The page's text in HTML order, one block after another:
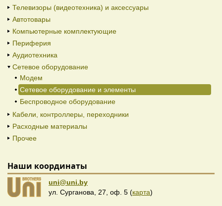
Телевизоры (видеотехника) и аксессуары
Автотовары
Компьютерные комплектующие
Периферия
Аудиотехника
Сетевое оборудование
Модем
Сетевое оборудование и элементы
Беспроводное оборудование
Кабели, контроллеры, переходники
Расходные материалы
Прочее
Наши координаты
uni@uni.by
ул. Сурганова, 27, оф. 5 (карта)